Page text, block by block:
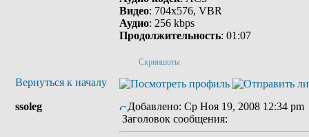
Видео: 704x576, VBR
Аудио: 256 kbps
Продолжительность: 01:07
Скриншоты
Вернуться к началу
ssoleg
Добавлено: Ср Ноя 19, 2008 12:34 pm
Заголовок сообщения: